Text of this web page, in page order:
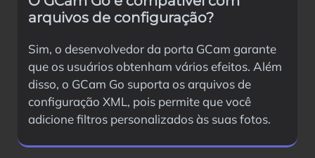
arquivos de configuração?
Sim, o desenvolvedor da porta GCam garante
que os usuários obtenham vários efeitos. Além
disso, o GCam Go suporta os arquivos de
configuração XML, pois permite que você
adicione filtros personalizados às suas fotos.